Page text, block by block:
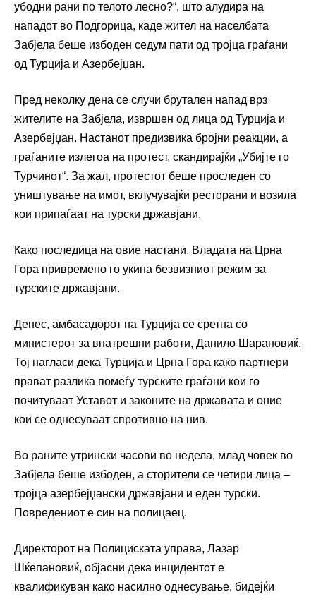
убодни рани по телото лесно?“, што алудира на
нападот во Подгорица, каде жител на населбата
Забјела беше избоден седум пати од тројца граѓани
од Турција и Азербејџан.
Пред неколку дена се случи брутален напад врз
жителите на Забјела, извршен од лица од Турција и
Азербејџан. Настанот предизвика бројни реакции, а
граѓаните излегоа на протест, скандирајќи „Убијте го
Турчинот“. За жал, протестот беше проследен со
уништување на имот, вклучувајќи ресторани и возила
кои припаѓаат на турски државјани.
Како последица на овие настани, Владата на Црна
Гора привремено го укина безвизниот режим за
турските државјани.
Денес, амбасадорот на Турција се сретна со
министерот за внатрешни работи, Данило Шарановиќ.
Тој нагласи дека Турција и Црна Гора како партнери
прават разлика помеѓу турските граѓани кои го
почитуваат Уставот и законите на државата и оние
кои се однесуваат спротивно на нив.
Во раните утрински часови во недела, млад човек во
Забјела беше избоден, а сторители се четири лица –
тројца азербејџански државјани и еден турски.
Повредениот е син на полицаец.
Директорот на Полициската управа, Лазар
Шќепановиќ, објасни дека инцидентот е
квалификуван како насилно однесување, бидејќи